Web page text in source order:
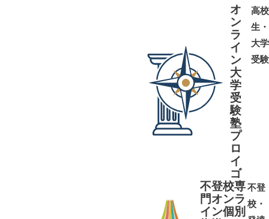
オ
ン
ラ
イ
ン
大
学
受
験
塾
プ
ロ
イ
ゴ
高校
生・
大学
受験
不登校専
門オンラ
イン個別
不登
校・